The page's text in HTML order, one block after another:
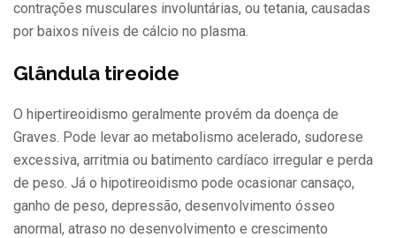
contrações musculares involuntárias, ou tetania, causadas
por baixos níveis de cálcio no plasma.
Glândula tireoide
O hipertireoidismo geralmente provém da doença de
Graves. Pode levar ao metabolismo acelerado, sudorese
excessiva, arritmia ou batimento cardíaco irregular e perda
de peso. Já o hipotireoidismo pode ocasionar cansaço,
ganho de peso, depressão, desenvolvimento ósseo
anormal, atraso no desenvolvimento e crescimento